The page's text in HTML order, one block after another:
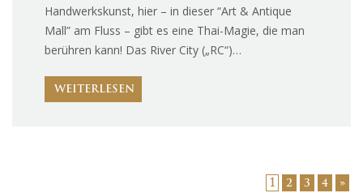
Handwerkskunst, hier – in dieser “Art & Antique
Mall” am Fluss – gibt es eine Thai-Magie, die man
berühren kann! Das River City („RC“)…
WEITERLESEN
1 2 3 4 »